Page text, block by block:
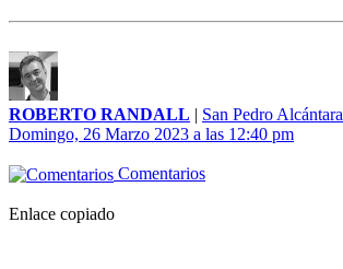
ROBERTO RANDALL | San Pedro Alcántara
Domingo, 26 Marzo 2023 a las 12:40 pm
Comentarios
Enlace copiado